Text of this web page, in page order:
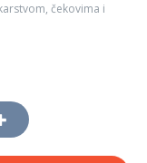
čekovima i